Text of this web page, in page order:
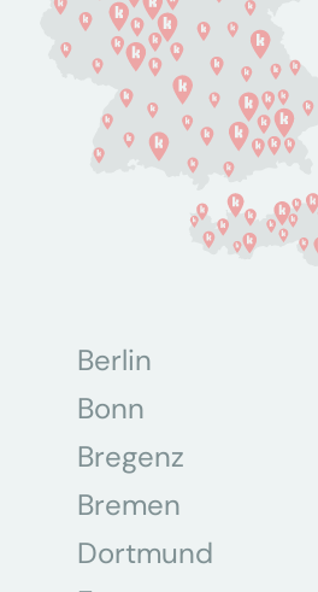
Berlin
Bonn
Bregenz
Bremen
Dortmund